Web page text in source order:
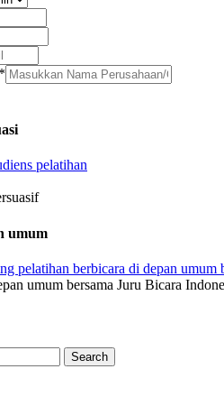
*
umum
umum bersama Juru Bicara